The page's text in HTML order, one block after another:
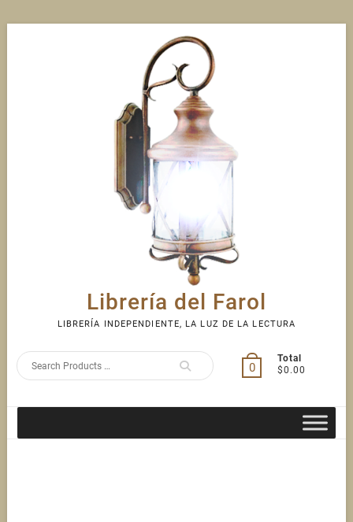
Librería del Farol
LIBRERÍA INDEPENDIENTE, LA LUZ DE LA LECTURA
Search
0
Total
$0.00